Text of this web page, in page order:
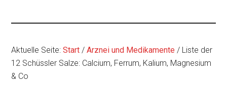
Aktuelle Seite:Start / Arznei und Medikamente / Liste der
12 Schüssler Salze: Calcium, Ferrum, Kalium, Magnesium
& Co